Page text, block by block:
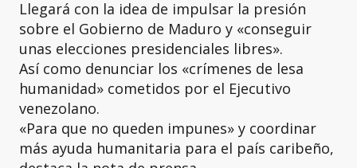
Llegará con la idea de impulsar la presión
sobre el Gobierno de Maduro y «conseguir
unas elecciones presidenciales libres».
Así como denunciar los «crímenes de lesa
humanidad» cometidos por el Ejecutivo
venezolano.
«Para que no queden impunes» y coordinar
más ayuda humanitaria para el país caribeño,